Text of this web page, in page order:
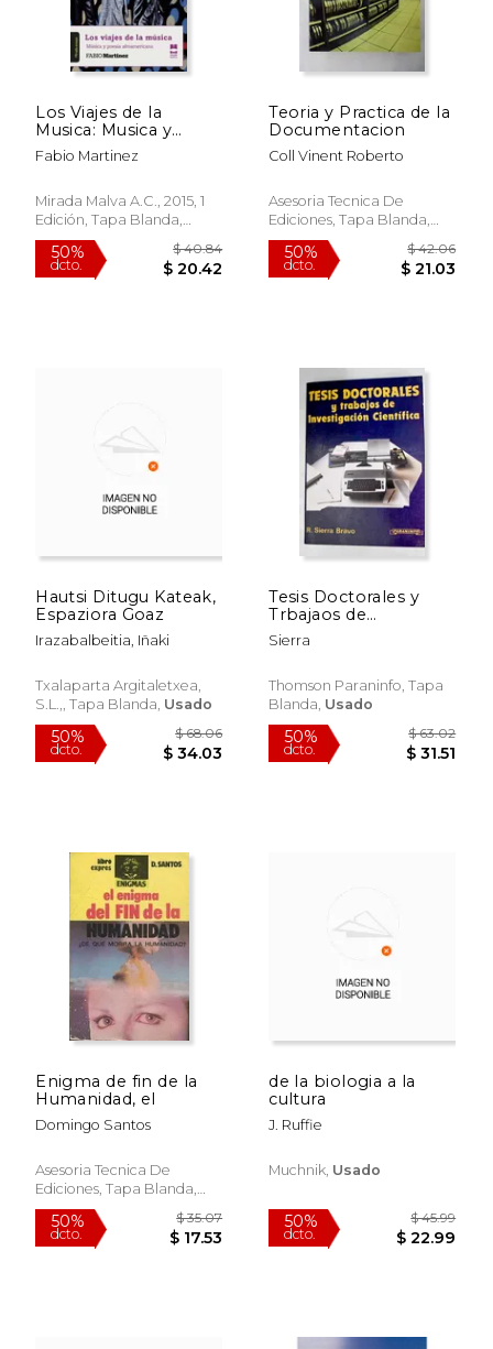
50%
dcto.
Los Viajes de la
Musica: Musica y
Poesia Afroamericana
Fabio Martinez
Mirada Malva A.C., 2015, 1
Edición, Tapa Blanda,
Nuevo
50%
dcto. $ 20.42
Teoria y Practica de la
Documentacion
Coll Vinent Roberto
Asesoria Tecnica De
Ediciones, Tapa Blanda,
Usado
Hautsi Ditugu Kateak,
Espaziora Goaz
Irazabalbeitia, Iñaki
Txalaparta Argitaletxea,
S.L.,, Tapa Blanda, Usado
Tesis Doctorales y
Trbajaos de
Investigacion
Cientifica
Sierra
Thomson Paraninfo, Tapa
Blanda, Usado
Enigma de fin de la
Humanidad, el
Domingo Santos
Asesoria Tecnica De
Ediciones, Tapa Blanda,
Usado
de la biologia a la
cultura
J. Ruffie
Muchnik, Usado